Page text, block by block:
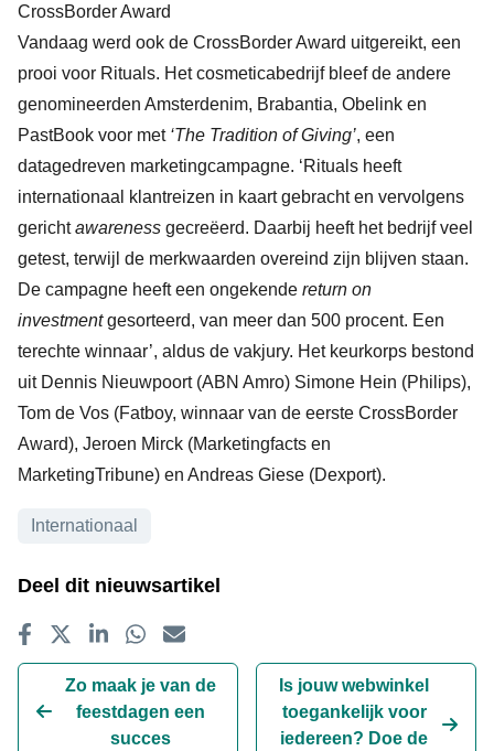
CrossBorder Award
Vandaag werd ook de CrossBorder Award uitgereikt, een
prooi voor Rituals. Het cosmeticabedrijf bleef de andere
genomineerden Amsterdenim, Brabantia, Obelink en
PastBook voor met ‘The Tradition of Giving’, een
datagedreven marketingcampagne. ‘Rituals heeft
internationaal klantreizen in kaart gebracht en vervolgens
gericht awareness gecreëerd. Daarbij heeft het bedrijf veel
getest, terwijl de merkwaarden overeind zijn blijven staan.
De campagne heeft een ongekende return on
investmentgesorteerd, van meer dan 500 procent. Een
terechte winnaar’, aldus de vakjury. Het keurkorps bestond
uit Dennis Nieuwpoort (ABN Amro) Simone Hein (Philips),
Tom de Vos (Fatboy, winnaar van de eerste CrossBorder
Award), Jeroen Mirck (Marketingfacts en
MarketingTribune) en Andreas Giese (Dexport).
Onderwerpen
Internationaal
Deel dit nieuwsartikel
Delen op Facebook
TweetDelen op LinkedIn
Delen op WhatsApp
E-mailadres
Zo maak je van de
feestdagen een
succes
Is jouw webwinkel
toegankelijk voor
iedereen? Doe de